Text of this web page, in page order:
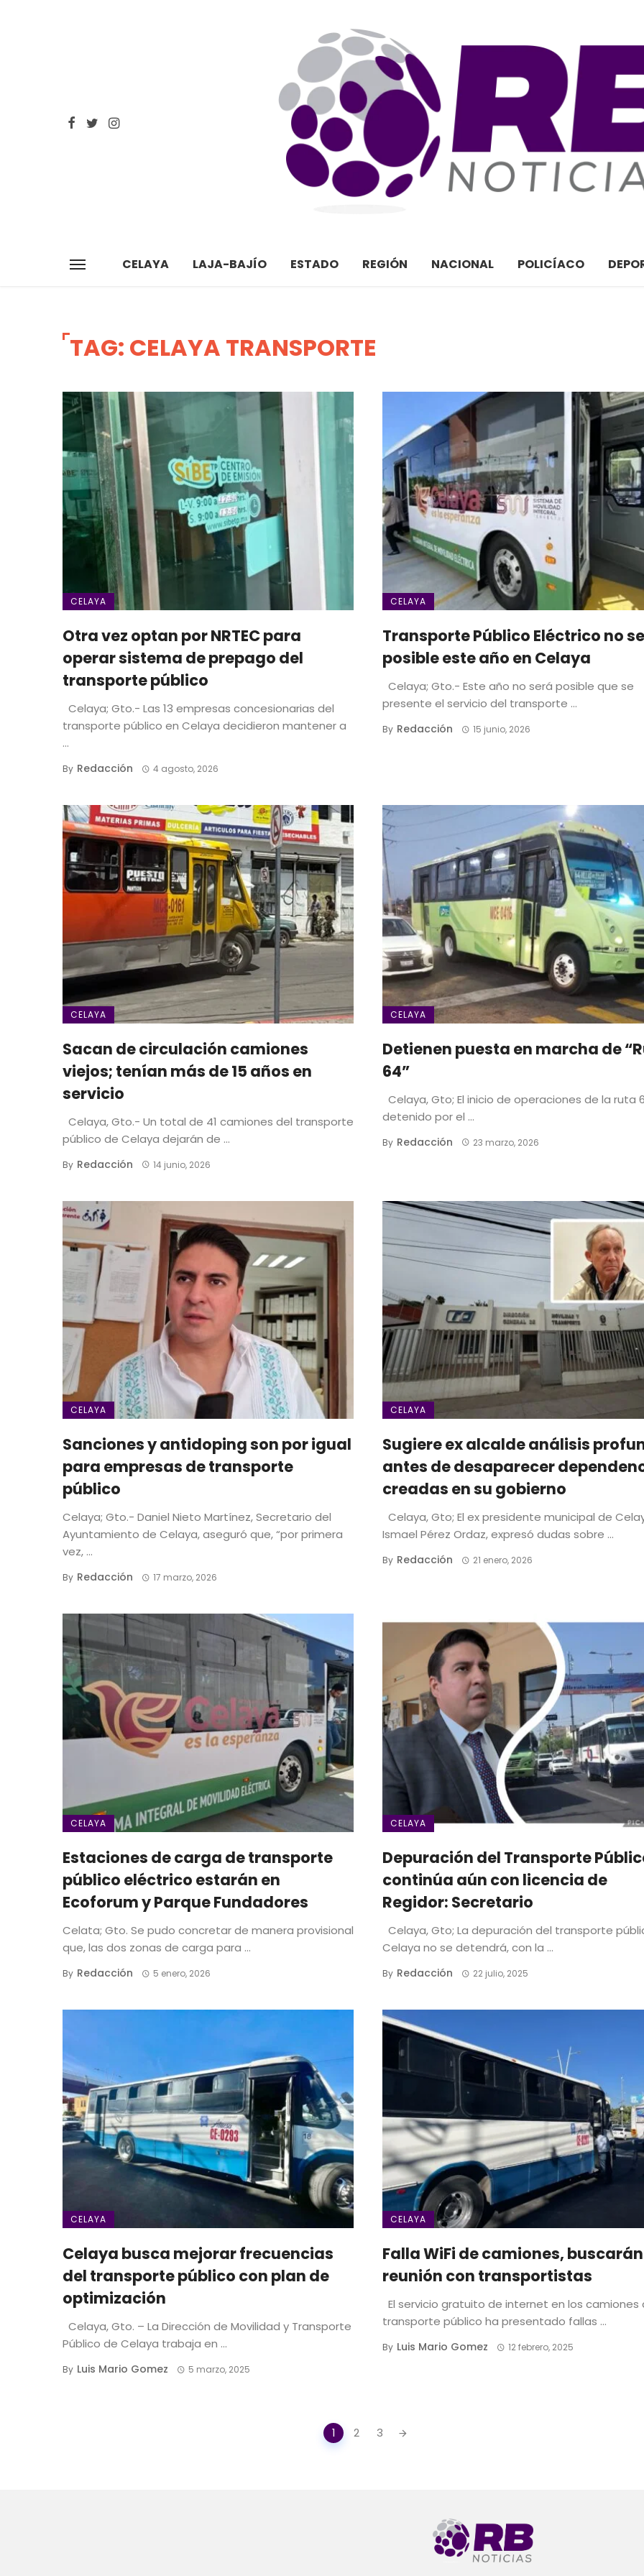
CELAYA LAJA-BAJÍO ESTADO REGIÓN NACIONAL POLICÍACO
TAG: CELAYA TRANSPORTE
CELAYA
Otra vez optan por NRTEC para
operar sistema de prepago del
transporte público
Celaya; Gto.- Las 13 empresas concesionarias del
transporte público en Celaya decidieron mantener a
...
By Redacción 4 agosto, 2026
CELAYA
Transporte Público Eléctrico no
posible este año en Celaya
Celaya; Gto.- Este año no será posible que se
presente el servicio del transporte ...
By Redacción 15 junio, 2026
CELAYA
Sacan de circulación camiones
viejos; tenían más de 15 años en
servicio
Celaya, Gto.- Un total de 41 camiones del transporte
público de Celaya dejarán de ...
By Redacción 14 junio, 2026
CELAYA
Detienen puesta en marcha de
64”
Celaya, Gto; El inicio de operaciones de la ruta
detenido por el ...
By Redacción 23 marzo, 2026
CELAYA
Sanciones y antidoping son por igual
para empresas de transporte
público
Celaya; Gto.- Daniel Nieto Martínez, Secretario del
Ayuntamiento de Celaya, aseguró que, “por primera
vez, ...
By Redacción 17 marzo, 2026
CELAYA
Sugiere ex alcalde análisis
antes de desaparecer
creadas en su gobierno
Celaya, Gto; El ex presidente municipal de
Ismael Pérez Ordaz, expresó dudas sobre ...
By Redacción 21 enero, 2026
CELAYA
Estaciones de carga de transporte
público eléctrico estarán en
Ecoforum y Parque Fundadores
Celata; Gto. Se pudo concretar de manera provisional
que, las dos zonas de carga para ...
By Redacción 5 enero, 2026
CELAYA
Depuración del Transporte
continúa aún con licencia de
Regidor: Secretario
Celaya, Gto; La depuración del transporte
Celaya no se detendrá, con la ...
By Redacción 22 julio, 2025
CELAYA
Celaya busca mejorar frecuencias
del transporte público con plan de
optimización
Celaya, Gto. – La Dirección de Movilidad y Transporte
Público de Celaya trabaja en ...
By Luis Mario Gomez 5 marzo, 2025
CELAYA
Falla WiFi de camiones, buscarán
reunión con transportistas
El servicio gratuito de internet en los camiones
transporte público ha presentado fallas ...
By Luis Mario Gomez 12 febrero, 2025
1 2 3